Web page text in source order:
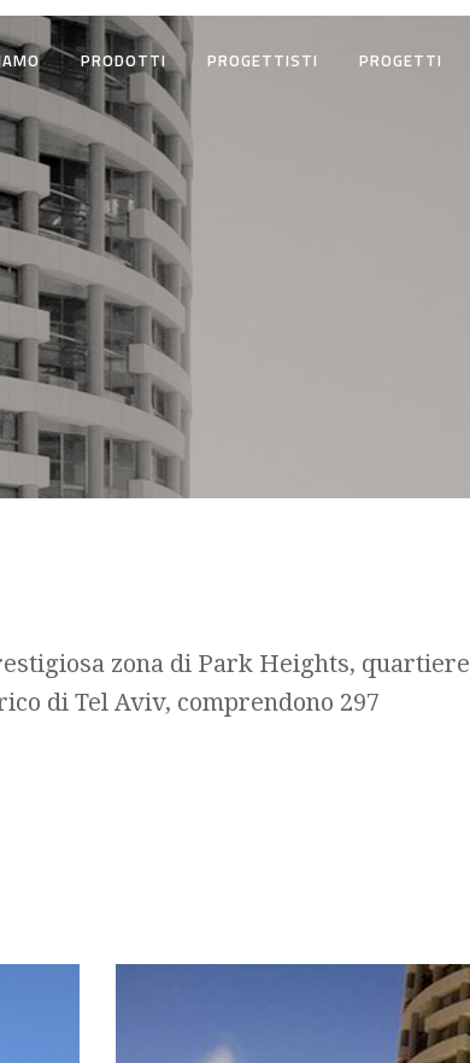
PRODOTTI PROGETTISTI PROGETTI
zona di Park Heights, quartiere
di Tel Aviv, comprendono 297